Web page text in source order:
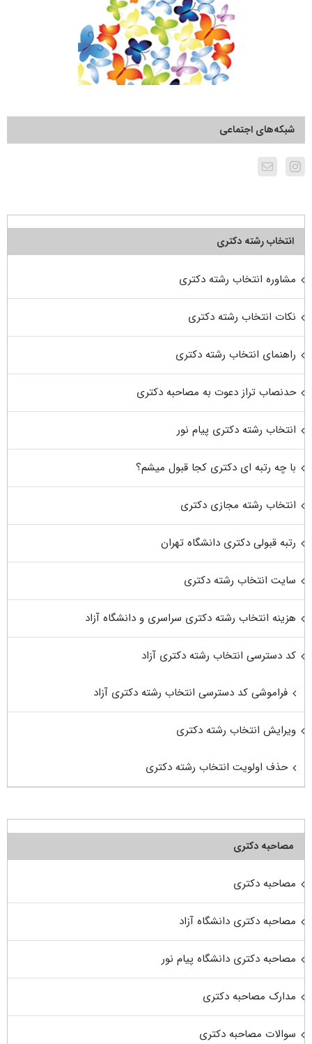
شبکه‌های اجتماعی
انتخاب رشته دکتری
مشاوره انتخاب رشته دکتری
نکات انتخاب رشته دکتری
راهنمای انتخاب رشته دکتری
حدنصاب تراز دعوت به مصاحبه دکتری
انتخاب رشته دکتری پیام نور
با چه رتبه ای دکتری کجا قبول میشم؟
انتخاب رشته مجازی دکتری
رتبه قبولی دکتری دانشگاه تهران
سایت انتخاب رشته دکتری
هزینه انتخاب رشته دکتری سراسری و دانشگاه آزاد
کد دسترسی انتخاب رشته دکتری آزاد
فراموشی کد دسترسی انتخاب رشته دکتری آزاد
ویرایش انتخاب رشته دکتری
حذف اولویت انتخاب رشته دکتری
مصاحبه دکتری
مصاحبه دکتری
مصاحبه دکتری دانشگاه آزاد
مصاحبه دکتری دانشگاه پیام نور
مدارک مصاحبه دکتری
سوالات مصاحبه دکتری